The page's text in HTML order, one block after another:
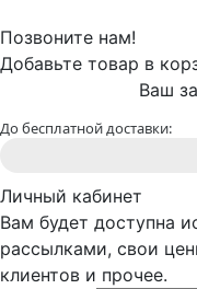
Позвоните нам!
Добавьте товар в
Ваш
До бесплатной доставки:
Личный кабинет
Вам будет доступна
рассылками, свои
клиентов и прочее.